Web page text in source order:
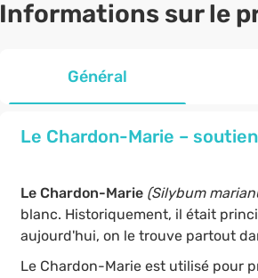
Informations sur le
Général
Le Chardon-Marie –
Le Chardon-Marie(Silybum
blanc. Historiquement, il était
aujourd'hui, on le trouve partout
Le Chardon-Marie est utilisé pour